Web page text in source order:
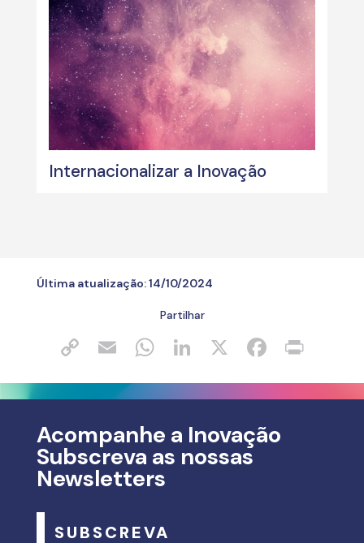
Internacionalizar a Inovação
Última atualização:14/10/2024
Partilhar
Acompanhe a Inovação
Subscreva as nossas
Newsletters
SUBSCREVA